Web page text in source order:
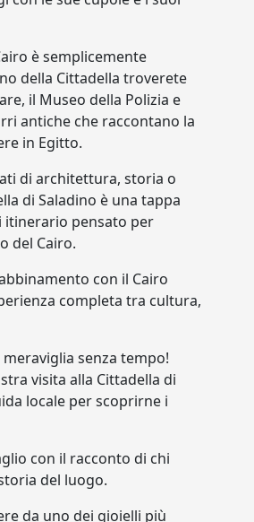
è semplicemente
della Cittadella troverete
il Museo della Polizia e
antiche che raccontano la
in Egitto.
di architettura, storia o
di Saladino è una tappa
pensato per
del Cairo.
con il Cairo
completa tra cultura,
senza tempo!
visita alla Cittadella di
locale per scoprirne i
con il racconto di chi
del luogo.
da uno dei gioielli più